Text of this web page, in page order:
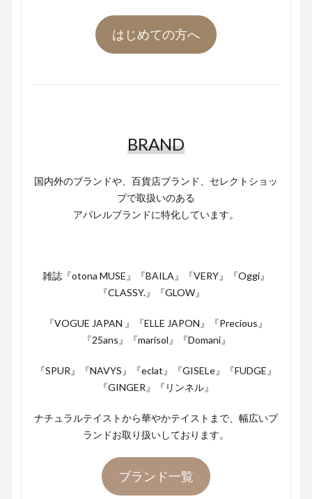
はじめての方へ
BRAND
国内外のブランドや、百貨店ブランド、セレクトショッ
プで取扱いのある
アパレルブランドに特化しています。
雑誌『otona MUSE』『BAILA』『VERY』『Oggi』
『CLASSY.』『GLOW』
『VOGUE JAPAN 』『ELLE JAPON』『Precious』
『25ans』『marisol』『Domani』
『SPUR』『NAVYS』『eclat』『GISELe』『FUDGE』
『GINGER』『リンネル』
ナチュラルテイストから華やかテイストまで、幅広いブ
ランドお取り扱いしております。
ブランド一覧